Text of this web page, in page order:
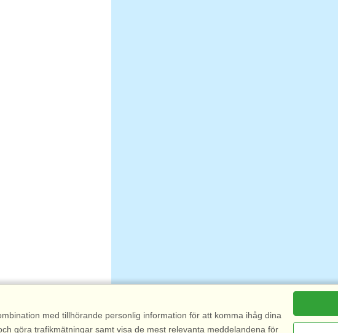
med tillhörande personlig information för att komma ihåg dina
göra trafikmätningar samt visa de mest relevanta meddelandena för